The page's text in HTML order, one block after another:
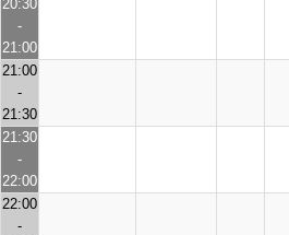
20:30
-
21:00
21:00
-
21:30
21:30
-
22:00
22:00
-